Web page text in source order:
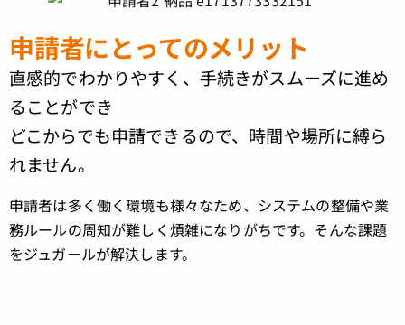
申請者にとってのメリット
直感的でわかりやすく、手続きがスムーズに進め
ることができ
どこからでも申請できるので、時間や場所に縛ら
れません。
申請者は多く働く環境も様々なため、システムの整備や業
務ルールの周知が難しく煩雑になりがちです。そんな課題
をジュガールが解決します。